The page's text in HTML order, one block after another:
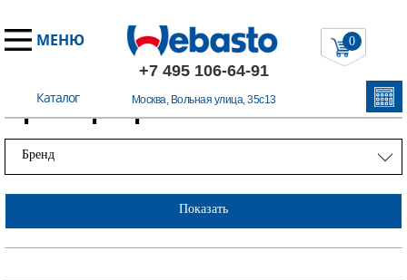
МЕНЮ
+7 495 106-64-91
Москва, Вольная улица, 35с13
Каталог
0
Примеры работ
Бренд
Показать